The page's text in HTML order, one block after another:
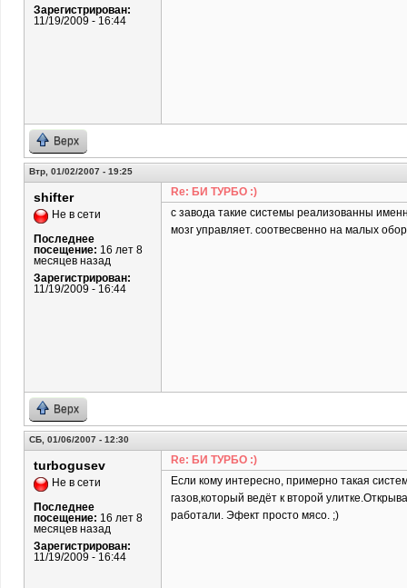
Зарегистрирован:
11/19/2009 - 16:44
Верх
Втр, 01/02/2007 - 19:25
shifter
Не в сети
Последнее
посещение: 16 лет 8
месяцев назад
Зарегистрирован:
11/19/2009 - 16:44
Re: БИ ТУРБО :)
с завода такие системы реализованны
мозг управляет. соотвесвенно на малых
Верх
СБ, 01/06/2007 - 12:30
turbogusev
Не в сети
Последнее
посещение: 16 лет 8
месяцев назад
Зарегистрирован:
11/19/2009 - 16:44
Re: БИ ТУРБО :)
Если кому интересно, примерно такая
газов,который ведёт к второй
работали. Эфект просто мясо. ;)